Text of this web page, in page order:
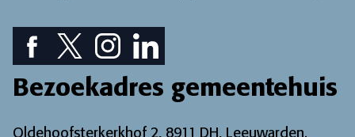
Facebook pictogram: bekijk onze Facebook pagina
Twitter pictogram: bekijk onze Twitter pagina
Instagram pictogram: bekijk onze
LinkedIn pictogram: bekijk onze
Bezoekadres gemeentehuis
Oldehoofsterkerkhof 2, 8911 DH, Leeuwarden.